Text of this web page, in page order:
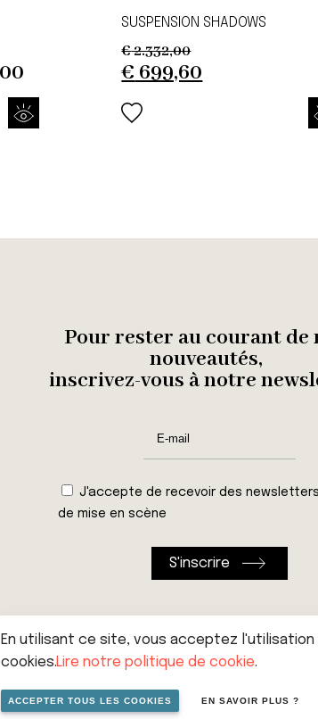
SUSPENSION SHADOWS
€2.332,00
Original
was:
€ 699,60
Pour rester au courant de
nouveautés,
inscrivez-vous à notre
J'accepte de recevoir des
de mise en scène
vie privée Cookies Conditions
En utilisant ce site, vous acceptez l'utilisation
cookies.Lire notre politique de cookie.
ACCEPTER TOUS LES COOKIES EN SAVOIR PLUS ?